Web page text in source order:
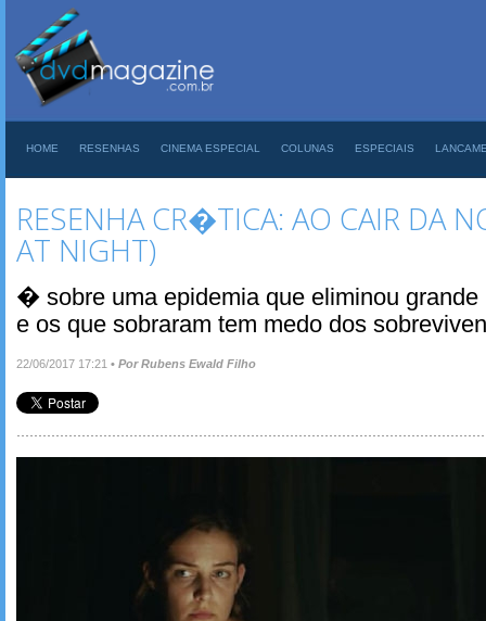
HOME RESENHAS CINEMA ESPECIAL COLUNAS ESPECIAIS
RESENHA CR�TICA: AO CAIR DA
AT NIGHT)
� sobre uma epidemia que eliminou
e os que sobraram tem medo dos
22/06/2017 17:21 • Por Rubens Ewald Filho